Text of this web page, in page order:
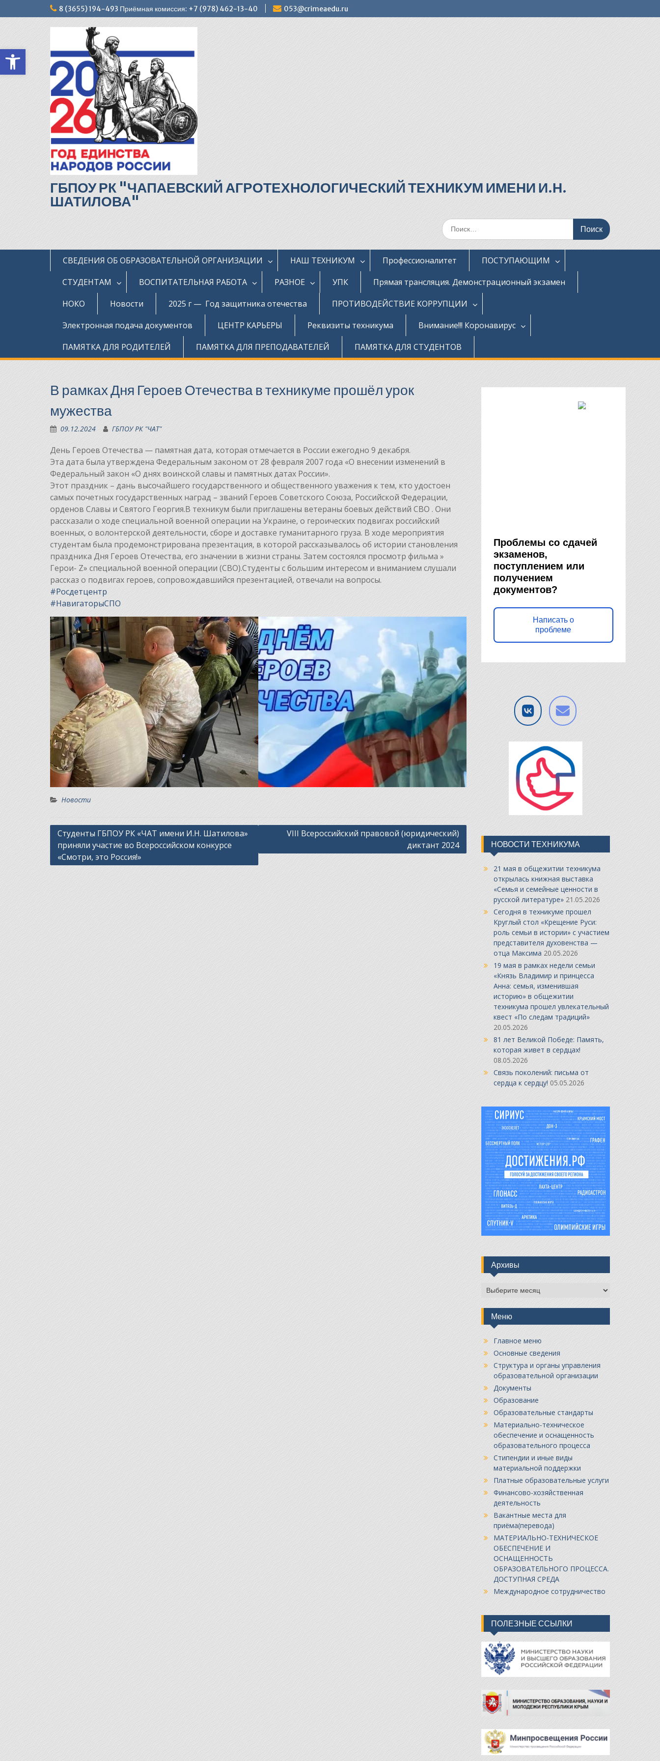
Открыть панель инструментов
к
содержимому
8 (3655) 194-493 Приёмная комиссия: +7 (978) 462-13-40 053@crimeaedu.ru
ГБПОУ РК "ЧАПАЕВСКИЙ АГРОТЕХНОЛОГИЧЕСКИЙ ТЕХНИКУМ ИМЕНИ И.Н.
ШАТИЛОВА"
Поиск
по:
СВЕДЕНИЯ ОБ ОБРАЗОВАТЕЛЬНОЙ ОРГАНИЗАЦИИ НАШ ТЕХНИКУМ Профессионалитет
ПОСТУПАЮЩИМ
СТУДЕНТАМ
ВОСПИТАТЕЛЬНАЯ РАБОТА РАЗНОЕ УПК
Прямая трансляция. Демонстрационный экзамен
НОКО
Новости 2025 г — Год защитника отечества
ПРОТИВОДЕЙСТВИЕ КОРРУПЦИИ
Электронная подача документов
ЦЕНТР КАРЬЕРЫ Реквизиты техникума
Внимание!!! Коронавирус
ПАМЯТКА ДЛЯ РОДИТЕЛЕЙ
ПАМЯТКА ДЛЯ ПРЕПОДАВАТЕЛЕЙ ПАМЯТКА ДЛЯ СТУДЕНТОВ
В рамках Дня Героев Отечества в техникуме прошёл урок
мужества
09.12.2024 ГБПОУ РК "ЧАТ"
День Героев Отечества — памятная дата, которая отмечается в России ежегодно 9 декабря.
Эта дата была утверждена Федеральным законом от 28 февраля 2007 года «О внесении изменений в
Федеральный закон «О днях воинской славы и памятных датах России».
Этот праздник – дань высочайшего государственного и общественного уважения к тем, кто удостоен
самых почетных государственных наград – званий Героев Советского Союза, Российской Федерации,
орденов Славы и Святого Георгия.В техникум были приглашены ветераны боевых действий СВО . Они
рассказали о ходе специальной военной операции на Украине, о героических подвигах российский
военных, о волонтерской деятельности, сборе и доставке гуманитарного груза. В ходе мероприятия
студентам была продемонстрирована презентация, в которой рассказывалось об истории становления
праздника Дня Героев Отечества, его значении в жизни страны. Затем состоялся просмотр фильма »
Герои- Z» специальной военной операции (СВО).Студенты с большим интересом и вниманием слушали
рассказ о подвигах героев, сопровождавшийся презентацией, отвечали на вопросы.
#Росдетцентр
#НавигаторыСПО
Новости
Навигация
по
записям
Студенты ГБПОУ РК «ЧАТ имени И.Н. Шатилова»
приняли участие во Всероссийском конкурсе
«Смотри, это Россия!»
VIII Всероссийский правовой (юридический)
диктант 2024
Проблемы со сдачей
экзаменов,
поступлением или
получением
документов?
Написать о
проблеме
НОВОСТИ ТЕХНИКУМА
21 мая в общежитии техникума
открылась книжная выставка
«Семья и семейные ценности в
русской литературе» 21.05.2026
Сегодня в техникуме прошел
Круглый стол «Крещение Руси:
роль семьи в истории» с участием
представителя духовенства —
отца Максима 20.05.2026
19 мая в рамках недели семьи
«Князь Владимир и принцесса
Анна: семья, изменившая
историю» в общежитии
техникума прошел увлекательный
квест «По следам традиций»
20.05.2026
81 лет Великой Победе: Память,
которая живет в сердцах!
08.05.2026
Связь поколений: письма от
сердца к сердцу! 05.05.2026
Архивы
Архивы
Меню
Главное меню
Основные сведения
Структура и органы управления
образовательной организации
Документы
Образование
Образовательные стандарты
Материально-техническое
обеспечение и оснащенность
образовательного процесса
Стипендии и иные виды
материальной поддержки
Платные образовательные услуги
Финансово-хозяйственная
деятельность
Вакантные места для
приёма(перевода)
МАТЕРИАЛЬНО-ТЕХНИЧЕСКОЕ
ОБЕСПЕЧЕНИЕ И
ОСНАЩЕННОСТЬ
ОБРАЗОВАТЕЛЬНОГО ПРОЦЕССА.
ДОСТУПНАЯ СРЕДА
Международное сотрудничество
ПОЛЕЗНЫЕ ССЫЛКИ